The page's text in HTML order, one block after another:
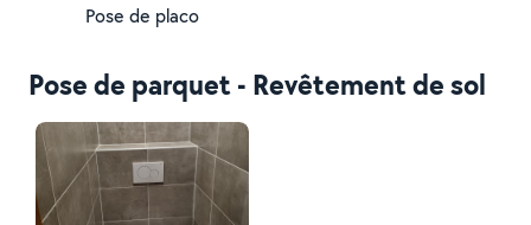
Pose de placo
Pose de parquet - Revêtement de sol